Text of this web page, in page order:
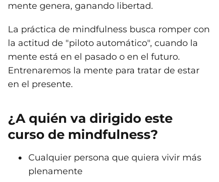
mente genera, ganando libertad.
La práctica de mindfulness busca romper con
la actitud de "piloto automático", cuando la
mente está en el pasado o en el futuro.
Entrenaremos la mente para tratar de estar
en el presente.
¿A quién va dirigido este
curso de mindfulness?
Cualquier persona que quiera vivir más
plenamente